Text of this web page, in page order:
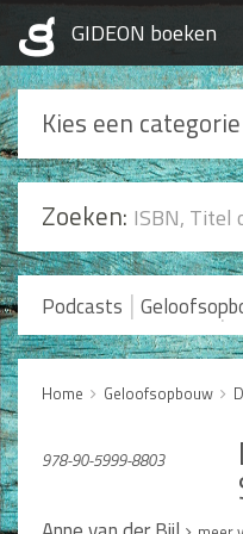
Kies een categorie
Podcasts
Geloofsopbouw
Praktisch Christen zijn
Levensverhalen
Huwelijk en Gezin
Opvoeding
Zoeken:
Podcasts |
Romans en Verhalen|
Home Geloofsopbouw
978-90-5999-8803